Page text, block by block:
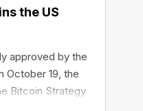
the US
approved by the
October 19, the
Bitcoin Strategy